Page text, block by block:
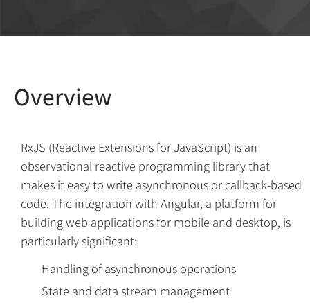
RxJS (Reactive Extensions for JavaScript) is an
observational reactive programming library that
makes it easy to write asynchronous or callback-based
code. The integration with Angular, a platform for
building web applications for mobile and desktop, is
particularly significant:
Handling of asynchronous operations
State and data stream management